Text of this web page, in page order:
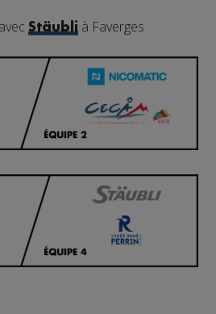
Stäubli à Faverges